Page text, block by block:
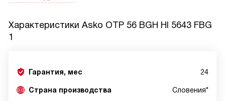
Характеристики Asko OTP 56 BGH HI 5643 FBG
1
Гарантия, мес 24
Страна производства Словения*